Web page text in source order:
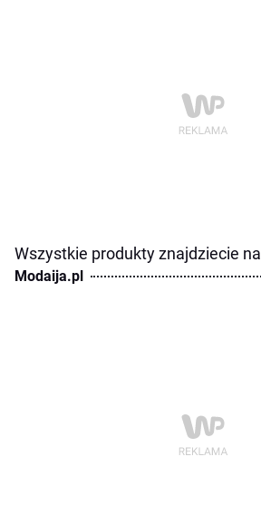
Wszystkie produkty znajdziecie na
Modaija.pl